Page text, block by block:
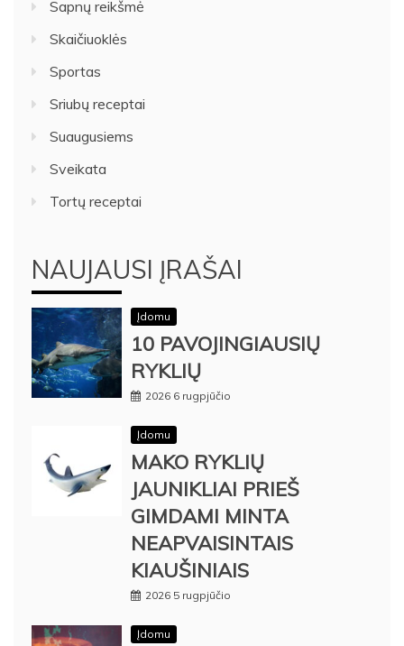
Sapnų reikšmė
Skaičiuoklės
Sportas
Sriubų receptai
Suaugusiems
Sveikata
Tortų receptai
NAUJAUSI ĮRAŠAI
Įdomu
10 PAVOJINGIAUSIŲ
RYKLIŲ
2026 6 rugpjūčio
Įdomu
MAKO RYKLIŲ
JAUNIKLIAI PRIEŠ
GIMDAMI MINTA
NEAPVAISINTAIS
KIAUŠINIAIS
2026 5 rugpjūčio
Įdomu